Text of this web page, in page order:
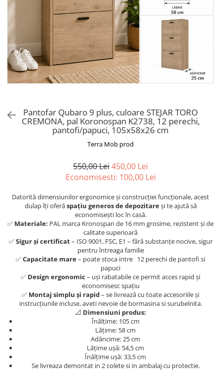
Pantofar Qubaro 9 plus, culoare STEJAR TORO
CREMONA, pal Koronospan K2738, 12 perechi,
pantofi/papuci, 105x58x26 cm
Terra Mob prod
550,00 Lei450,00 Lei
Economisesti: 100,00 Lei
Datorită dimensiunilor ergonomice și construcției funcționale, acest
dulap îți oferăspațiu generos de depozitareși te ajută să
economisești loc în casă.
✅ Materiale: PAL marca Kronospan de 16 mm grosime, rezistent și de
calitate superioară
✅Sigur și certificat– ISO 9001, FSC, E1 – fără substanțe nocive, sigur
pentru întreaga familie
✅Capacitate mare– poate stoca intre 12 perechi de pantofi si
papuci
✅ Design ergonomic – uși rabatabile ce permit acces rapid și
economisesc spațiu
✅ Montaj simplu și rapid– se livrează cu toate accesoriile și
instrucțiunile incluse, aveti nevoie de bormasina si surubelnita.
📐 Dimensiuni produs:
Înălțime: 105 cm
Lățime: 58 cm
Adâncime: 25 cm
Lățime ușă: 54,5 cm
Înălțime ușă: 33,5 cm
Se livreaza demontat in 2 colete si in ambalaj cu protectie.